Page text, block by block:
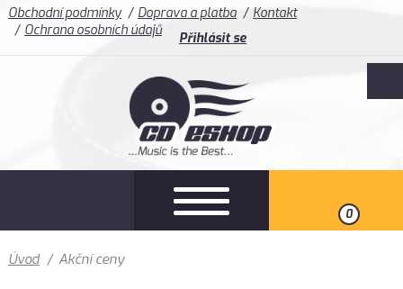
Obchodní podmínky Doprava a platba
Kontakt
Ochrana osobních údajů
Přihlásit se
0
Úvod / Akční ceny